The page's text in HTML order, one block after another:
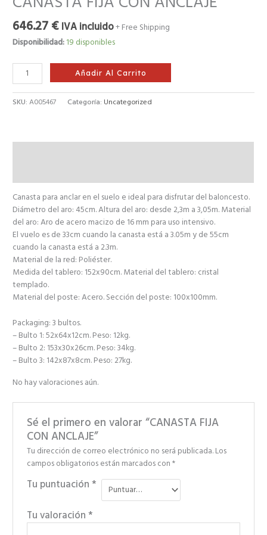
646.27€ IVA incluido+ Free Shipping
Disponibilidad:19 disponibles
Añadir Al Carrito
SKU:A005467 Categoría: Uncategorized
Canasta para anclar en el suelo e ideal para disfrutar del baloncesto.
Diámetro del aro: 45cm. Altura del aro: desde 2,3m a 3,05m. Material
del aro: Aro de acero macizo de 16 mm para uso intensivo.
El vuelo es de 33cm cuando la canasta está a 3.05m y de 55cm
cuando la canasta está a 2.3m.
Material de la red: Poliéster.
Medida del tablero: 152x90cm. Material del tablero: cristal
templado.
Material del poste: Acero. Sección del poste: 100x100mm.
Packaging: 3 bultos.
– Bulto 1: 52x64x12cm. Peso: 12kg.
– Bulto 2: 153x30x26cm. Peso: 34kg.
– Bulto 3: 142x87x8cm. Peso: 27kg.
No hay valoraciones aún.
Sé el primero en valorar “CANASTA FIJA
CON ANCLAJE”
Tu dirección de correo electrónico no será publicada.Los
campos obligatorios están marcados con*
Tu puntuación*
Tu valoración*